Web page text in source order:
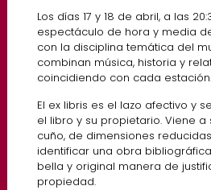
Los días 17 y 18 de abril, a las
espectáculo de hora y media
con la disciplina temática del
combinan música, historia y
coincidiendo con cada estación.
El ex libris es el lazo afectivo y
el libro y su propietario. Viene
cuño, de dimensiones
identificar una obra
bella y original manera de
propiedad.